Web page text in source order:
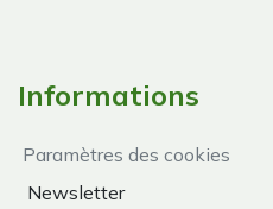
Informations
Paramètres des cookies
Newsletter